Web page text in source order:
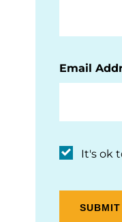
Email
It's ok